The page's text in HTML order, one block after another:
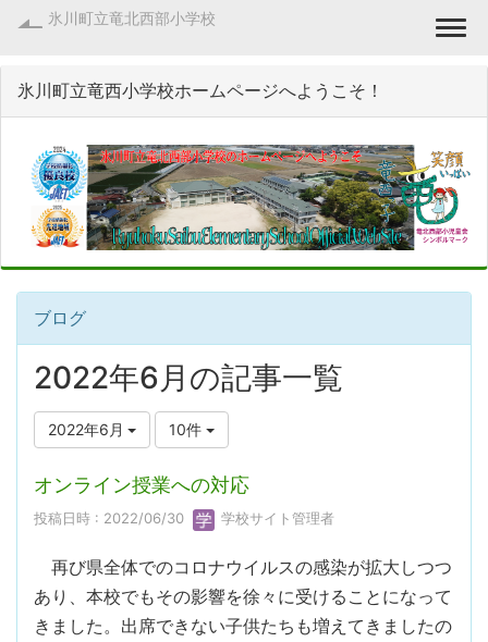
氷川町立竜北西部小学校
氷川町立竜西小学校ホームページへようこそ！
ブログ
2022年6月の記事一覧
2022年6月 10件
オンライン授業への対応
投稿日時 : 2022/06/30 学校サイト管理者
再び県全体でのコロナウイルスの感染が拡大しつつ
あり、本校でもその影響を徐々に受けることになって
きました。出席できない子供たちも増えてきましたの